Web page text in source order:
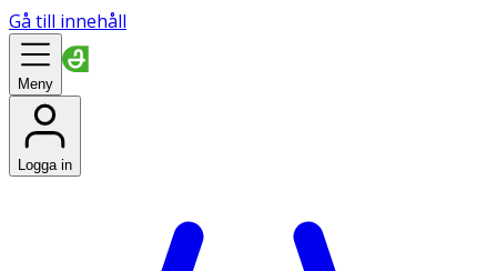
Gå till innehåll
Meny
Logga in